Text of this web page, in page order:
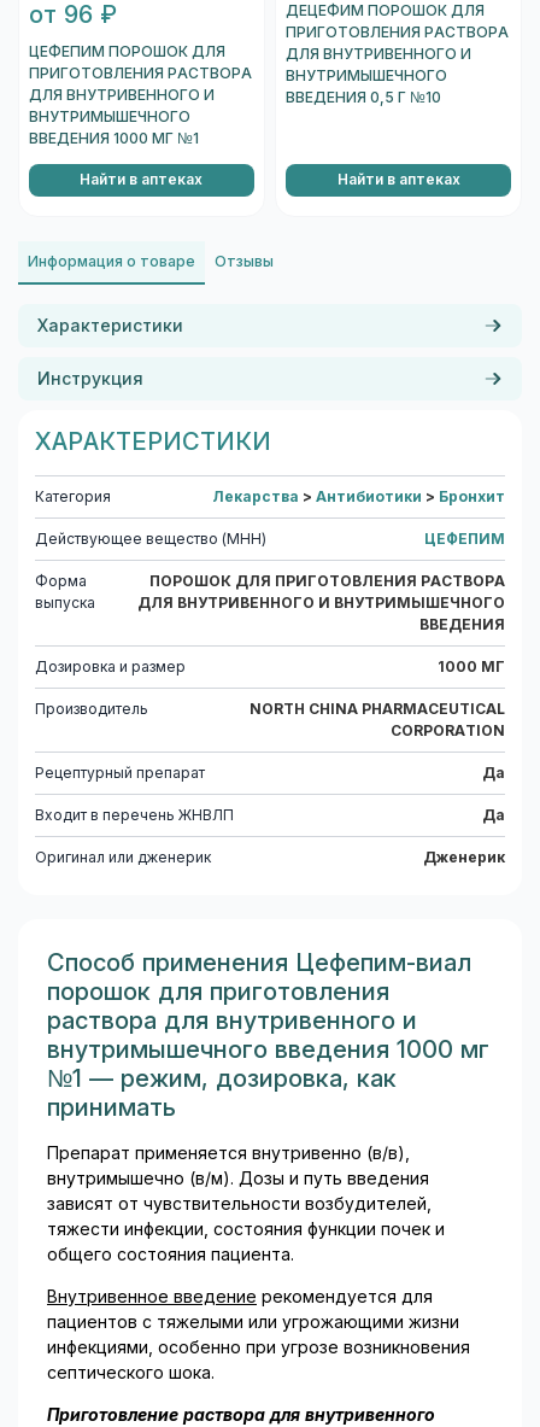
от 96 ₽
ЦЕФЕПИМ ПОРОШОК ДЛЯ
ПРИГОТОВЛЕНИЯ РАСТВОРА
ДЛЯ ВНУТРИВЕННОГО И
ВНУТРИМЫШЕЧНОГО
ВВЕДЕНИЯ 1000 МГ №1
Найти в аптеках
ДЕЦЕФИМ ПОРОШОК ДЛЯ
ПРИГОТОВЛЕНИЯ РАСТВОРА
ДЛЯ ВНУТРИВЕННОГО И
ВНУТРИМЫШЕЧНОГО
ВВЕДЕНИЯ 0,5 Г №10
Найти в аптеках
Информация о товаре Отзывы
Характеристики
Инструкция
ХАРАКТЕРИСТИКИ
Категория Лекарства > Антибиотики > Бронхит
Действующее вещество (МНН) ЦЕФЕПИМ
Форма
выпуска
ПОРОШОК ДЛЯ ПРИГОТОВЛЕНИЯ РАСТВОРА
ДЛЯ ВНУТРИВЕННОГО И ВНУТРИМЫШЕЧНОГО
ВВЕДЕНИЯ
Дозировка и размер 1000 МГ
Производитель
NORTH CHINA PHARMACEUTICAL
CORPORATION
Рецептурный препарат Да
Входит в перечень ЖНВЛП Да
Оригинал или дженерик Дженерик
Способ применения Цефепим-виал
порошок для приготовления
раствора для внутривенного и
внутримышечного введения 1000 мг
№1 — режим, дозировка, как
принимать
Препарат применяется внутривенно (в/в),
внутримышечно (в/м). Дозы и путь введения
зависят от чувствительности возбудителей,
тяжести инфекции, состояния функции почек и
общего состояния пациента.
Внутривенное введение рекомендуется для
пациентов с тяжелыми или угрожающими жизни
инфекциями, особенно при угрозе возникновения
септического шока.
Приготовление раствора для внутривенного